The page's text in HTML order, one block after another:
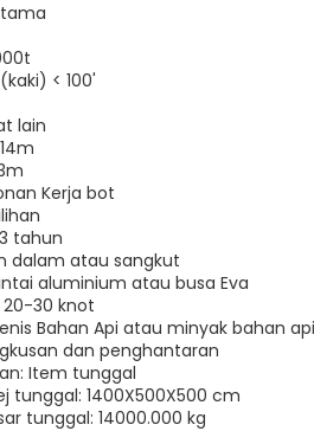
< 100'
lain
Kerja bot
tahun
dalam atau sangkut
aluminium atau busa Eva
20-30 knot
Bahan Api atau minyak bahan api
dan penghantaran
Item tunggal
tunggal: 1400X500X500 cm
tunggal: 14000.000 kg